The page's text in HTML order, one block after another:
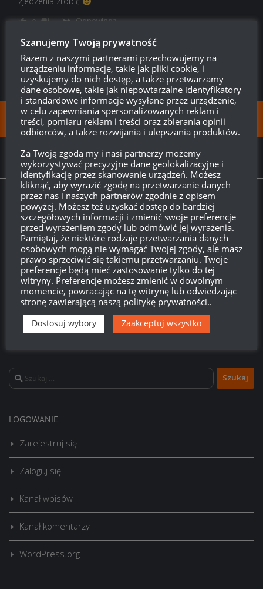
0 Odpowiedz
FOLLOW:
NEXT STORY
Zestaw stylizacyjny Tankolet
PREVIOUS STORY
Kalendarz adwentowy 2019 – dzień 17: T26E5 Patriot
Twitch.tv - Zurugula
Szukaj:
LOGOWANIE
Zarejestruj się
Zaloguj się
Kanał wpisów
Kanał komentarzy
WordPress.org
Szanujemy Twoją prywatność
Razem z naszymi partnerami przechowujemy na
urządzeniu informacje, takie jak pliki cookie, i
uzyskujemy do nich dostęp, a także przetwarzamy
dane osobowe, takie jak niepowtarzalne identyfikatory
i standardowe informacje wysyłane przez urządzenie,
w celu zapewniania spersonalizowanych reklam i
treści, pomiaru reklam i treści oraz zbierania opinii
odbiorców, a także rozwijania i ulepszania produktów.
Za Twoją zgodą my i nasi partnerzy możemy
wykorzystywać precyzyjne dane geolokalizacyjne i
identyfikację przez skanowanie urządzeń. Możesz
kliknąć, aby wyrazić zgodę na przetwarzanie danych
przez nas i naszych partnerów zgodnie z opisem
powyżej. Możesz też uzyskać dostęp do bardziej
szczegółowych informacji i zmienić swoje preferencje
przed wyrażeniem zgody lub odmówić jej wyrażenia.
Pamiętaj, że niektóre rodzaje przetwarzania danych
osobowych mogą nie wymagać Twojej zgody, ale masz
prawo sprzeciwić się takiemu przetwarzaniu. Twoje
preferencje będą mieć zastosowanie tylko do tej
witryny. Preferencje możesz zmienić w dowolnym
momencie, powracając na tę witrynę lub odwiedzając
stronę zawierającą naszą politykę prywatności..
Dostosuj wybory Zaakceptuj wszystko